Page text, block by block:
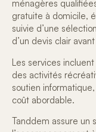
ménagères
gratuite à domicile,
suivie d’une
d’un devis clair
Les services
des activités
soutien
coût abordable.
Tanddem assure un